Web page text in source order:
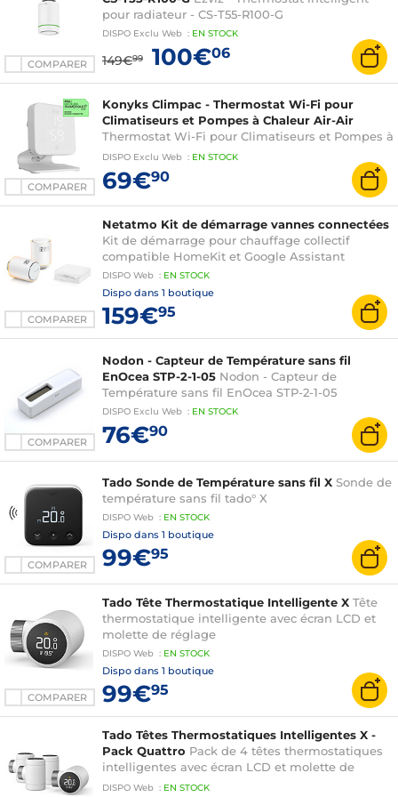
COMPARER
pour radiateur - CS-T55-R100-G
DISPO Exclu Web : EN STOCK
149€99 100€06
COMPARER
Konyks Climpac - Thermostat Wi-Fi pour
Climatiseurs et Pompes à Chaleur Air-Air
Thermostat Wi-Fi pour Climatiseurs et Pompes à
Chaleur Air-Air, programmation et contrôle à
distance, température de consigne
DISPO Exclu Web : EN STOCK
69€90
COMPARER
Netatmo Kit de démarrage vannes connectées
Kit de démarrage pour chauffage collectif
compatible HomeKit et Google Assistant
DISPO Web : EN STOCK
Dispo dans 1 boutique
159€95
COMPARER
Nodon - Capteur de Température sans fil
EnOcea STP-2-1-05 Nodon - Capteur de
Température sans fil EnOcea STP-2-1-05
DISPO Exclu Web : EN STOCK
76€90
COMPARER
Tado Sonde de Température sans fil X Sonde de
température sans fil tado° X
DISPO Web : EN STOCK
Dispo dans 1 boutique
99€95
COMPARER
Tado Tête Thermostatique Intelligente X Tête
thermostatique intelligente avec écran LCD et
molette de réglage
DISPO Web : EN STOCK
Dispo dans 1 boutique
99€95
Tado Têtes Thermostatiques Intelligentes X -
Pack Quattro Pack de 4 têtes thermostatiques
intelligentes avec écran LCD et molette de
réglage
DISPO Web : EN STOCK